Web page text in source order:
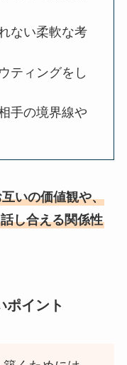
ない柔軟な考
ティングをし
手の境界線や
いの価値観や、
し合える関係性
ポイント